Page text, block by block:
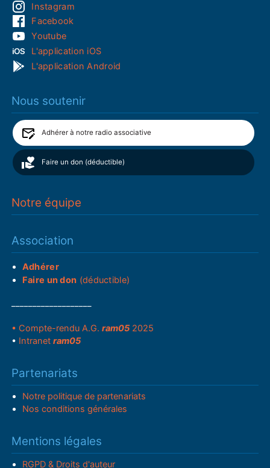
Instagram
Facebook
Youtube
L'application iOS
L'application Android
Nous soutenir
Adhérer à notre radio associative
Faire un don (déductible)
Notre équipe
Association
Adhérer
Faire un don (déductible)
• Compte-rendu A.G.ram05 2025
• Intranetram05
Partenariats
Notre politique de partenariats
Nos conditions générales
Mentions légales
RGPD & Droits d'auteur